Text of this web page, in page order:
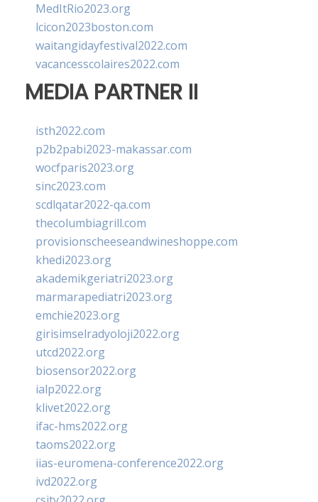
MedItRio2023.org
lcicon2023boston.com
waitangidayfestival2022.com
vacancesscolaires2022.com
MEDIA PARTNER II
isth2022.com
p2b2pabi2023-makassar.com
wocfparis2023.org
sinc2023.com
scdlqatar2022-qa.com
thecolumbiagrill.com
provisionscheeseandwineshoppe.com
khedi2023.org
akademikgeriatri2023.org
marmarapediatri2023.org
emchie2023.org
girisimselradyoloji2022.org
utcd2022.org
biosensor2022.org
ialp2022.org
klivet2022.org
ifac-hms2022.org
taoms2022.org
iias-euromena-conference2022.org
ivd2022.org